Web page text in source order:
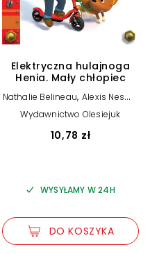
Elektryczna hulajnoga
Henia. Mały chłopiec
Nathalie Belineau,Alexis Nesme
(ilustr.)
Wydawnictwo Olesiejuk
10,78 zł
WYSYŁAMY W 24H
DO KOSZYKA